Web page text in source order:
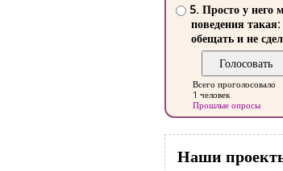
5. Просто у него
поведения такая:
обещать и не
Всего проголосовало
1 человек
Прошлые опросы
Наши